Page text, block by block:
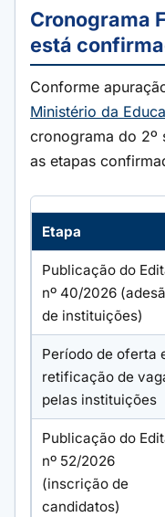
Cronograma
está
Conforme
Ministério da
cronograma do 2º
as etapas
Etapa
Publicação do
nº 40/2026
de instituições)
Período de oferta
retificação de
pelas instituições
Publicação do
nº 52/2026
(inscrição de
candidatos)